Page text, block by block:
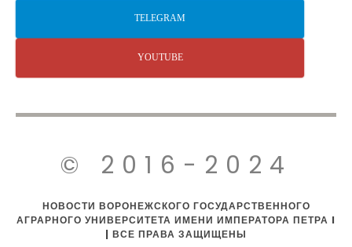
TELEGRAM
YOUTUBE
© 2016-2024
НОВОСТИ ВОРОНЕЖСКОГО ГОСУДАРСТВЕННОГО
АГРАРНОГО УНИВЕРСИТЕТА ИМЕНИ ИМПЕРАТОРА ПЕТРА I
| ВСЕ ПРАВА ЗАЩИЩЕНЫ